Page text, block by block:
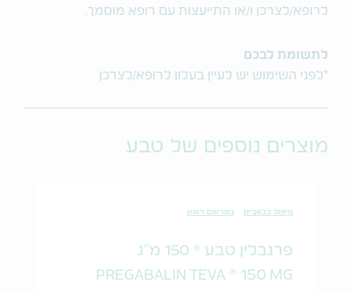
לרופא/לצרכן ו/או התייעצות עם רופא מוסמך.
לתשומת לבכם
*לפני השימוש יש לעיין בעלון לרופא/לצרכן
מוצרים נוספים של טבע
טיפול בכאבים במרשם רופא
פרגבלין טבע ® 150 מ"ג
PREGABALIN TEVA ® 150 MG